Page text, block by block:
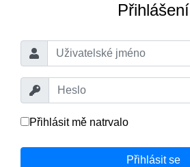
Přihlášení
Přihlásit mě natrvalo
Přihlásit se